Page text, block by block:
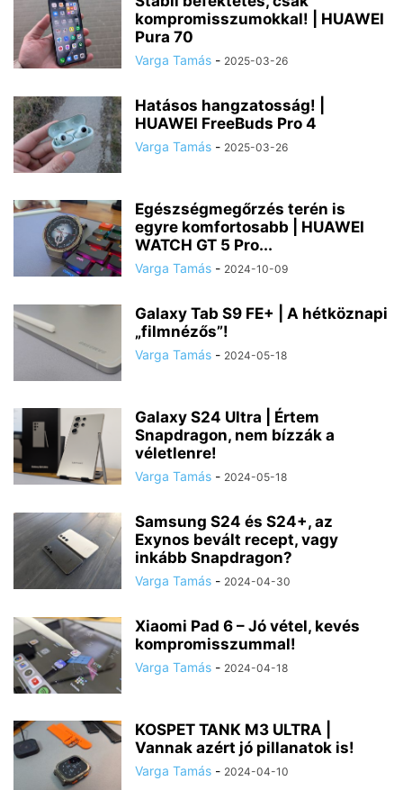
kompromisszumokkal! | HUAWEI
Pura 70
Varga Tamás - 2025-03-26
Hatásos hangzatosság! |
HUAWEI FreeBuds Pro 4
Varga Tamás - 2025-03-26
Egészségmegőrzés terén is
egyre komfortosabb | HUAWEI
WATCH GT 5 Pro...
Varga Tamás - 2024-10-09
Galaxy Tab S9 FE+ | A hétköznapi
„filmnézős”!
Varga Tamás - 2024-05-18
Galaxy S24 Ultra | Értem
Snapdragon, nem bízzák a
véletlenre!
Varga Tamás - 2024-05-18
Samsung S24 és S24+, az
Exynos bevált recept, vagy
inkább Snapdragon?
Varga Tamás - 2024-04-30
Xiaomi Pad 6 – Jó vétel, kevés
kompromisszummal!
Varga Tamás - 2024-04-18
KOSPET TANK M3 ULTRA |
Vannak azért jó pillanatok is!
Varga Tamás - 2024-04-10